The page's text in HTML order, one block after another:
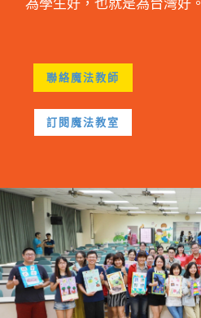
聯絡魔法教師
訂閱魔法教室